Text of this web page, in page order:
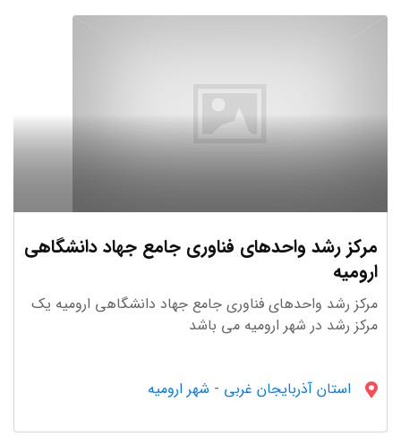
مرکز رشد واحدهای فناوری جامع جهاد دانشگاهی
ارومیه
مرکز رشد واحدهای فناوری جامع جهاد دانشگاهی ارومیه یک
مرکز رشد در شهر ارومیه می باشد
استان آذربایجان غربى - شهر ارومیه